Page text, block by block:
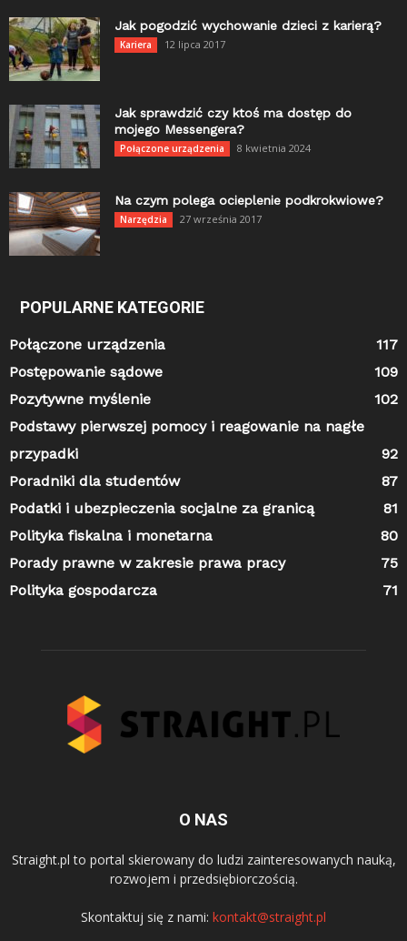
Jak pogodzić wychowanie dzieci z karierą?
Kariera 12 lipca 2017
Jak sprawdzić czy ktoś ma dostęp do
mojego Messengera?
Połączone urządzenia 8 kwietnia 2024
Na czym polega ocieplenie podkrokwiowe?
Narzędzia 27 września 2017
POPULARNE KATEGORIE
Połączone urządzenia
117
Postępowanie sądowe
109
Pozytywne myślenie
102
Podstawy pierwszej pomocy i reagowanie na nagłe
przypadki
92
Poradniki dla studentów
87
Podatki i ubezpieczenia socjalne za granicą
81
Polityka fiskalna i monetarna
80
Porady prawne w zakresie prawa pracy
75
Polityka gospodarcza
71
O NAS
Straight.pl to portal skierowany do ludzi zainteresowanych nauką,
rozwojem i przedsiębiorczością.
Skontaktuj się z nami: kontakt@straight.pl